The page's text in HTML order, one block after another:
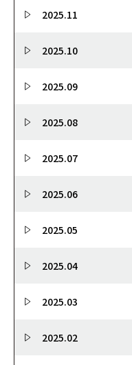
2025.11
2025.10
2025.09
2025.08
2025.07
2025.06
2025.05
2025.04
2025.03
2025.02